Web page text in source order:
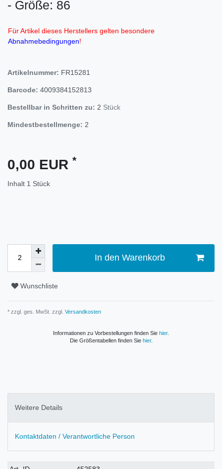
- Größe: 86
Für Artikel dieses Herstellers gelten besondere
Abnahmebedingungen!
Artikelnummer: FR15281
Barcode: 4009384152813
Bestellbar in Schritten zu: 2 Stück
Mindestbestellmenge: 2
0,00 EUR *
Inhalt 1 Stück
In den Warenkorb
Wunschliste
* zzgl. ges. MwSt. zzgl. Versandkosten
Informationen zu Vorbestellungen finden Sie hier.
Die Größentabellen finden Sie hier.
Weitere Details
Kontaktdaten / Verantwortliche Person